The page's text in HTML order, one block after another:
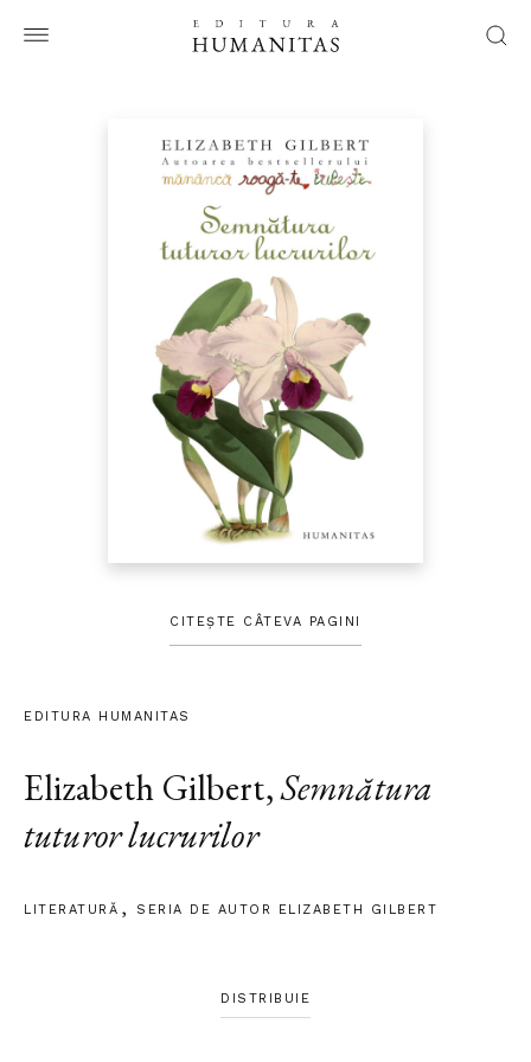
CITEȘTE CÂTEVA PAGINI
EDITURA HUMANITAS
Elizabeth Gilbert,Semnătura
tuturor lucrurilor
LITERATURĂ SERIA DE AUTOR ELIZABETH GILBERT
DISTRIBUIE